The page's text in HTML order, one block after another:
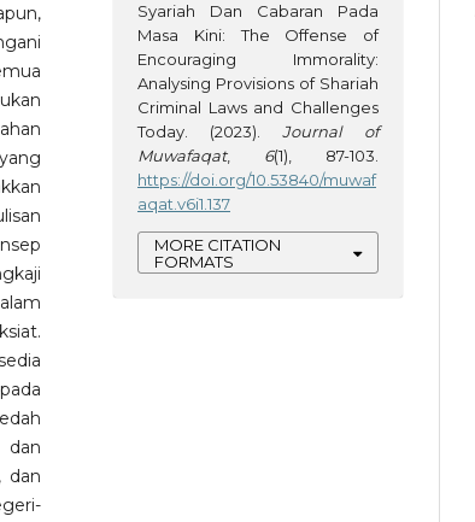
dan
dan
Syariah Dan Cabaran Pada
Masa Kini: The Offense of
Encouraging Immorality:
Analysing Provisions of Shariah
Criminal Laws and Challenges
Today. (2023). Journal of
Muwafaqat, 6(1), 87-103.
https://doi.org/10.53840/muwaf
aqat.v6i1.137
MORE CITATION
FORMATS